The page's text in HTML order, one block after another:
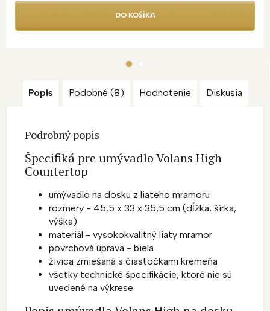
DO KOŠÍKA
Popis Podobné (8) Hodnotenie Diskusia
Podrobný popis
Špecifiká pre umývadlo Volans High
Countertop
umývadlo na dosku z liateho mramoru
rozmery - 45,5 x 33 x 35,5 cm (dĺžka, šírka,
výška)
materiál - vysokokvalitný liaty mramor
povrchová úprava - biela
živica zmiešaná s čiastočkami kremeňa
všetky technické špecifikácie, ktoré nie sú
uvedené na výkrese